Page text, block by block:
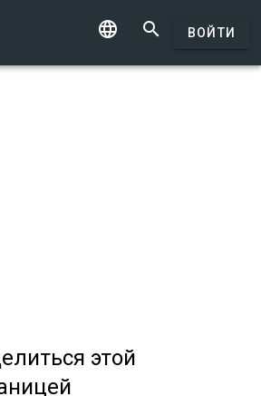
  ВОЙТИ
этой